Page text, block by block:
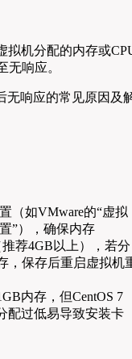
拟机分配的内存或
无响应。
（如VMware的“虚拟
”），确保内存
推荐4GB以上），若分
，保存后重启虚拟机
内存，但CentOS 7
配过低易导致安装卡